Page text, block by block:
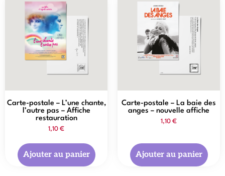
Carte-postale – L’une chante,
l’autre pas – Affiche
restauration
1,10 €
Ajouter au panier
Carte-postale – La baie des
anges – nouvelle affiche
1,10 €
Ajouter au panier